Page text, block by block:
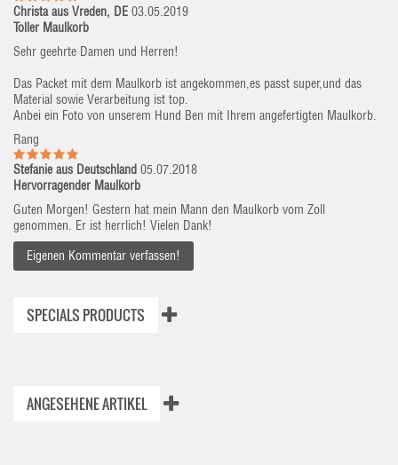
Christa aus Vreden, DE 03.05.2019
Toller Maulkorb
Sehr geehrte Damen und Herren!
Das Packet mit dem Maulkorb ist angekommen,es passt super,und das
Material sowie Verarbeitung ist top.
Anbei ein Foto von unserem Hund Ben mit Ihrem angefertigten Maulkorb.
Rang
Stefanie aus Deutschland 05.07.2018
Hervorragender Maulkorb
Guten Morgen! Gestern hat mein Mann den Maulkorb vom Zoll
genommen. Er ist herrlich! Vielen Dank!
Eigenen Kommentar verfassen!
SPECIALS PRODUCTS
ANGESEHENE ARTIKEL